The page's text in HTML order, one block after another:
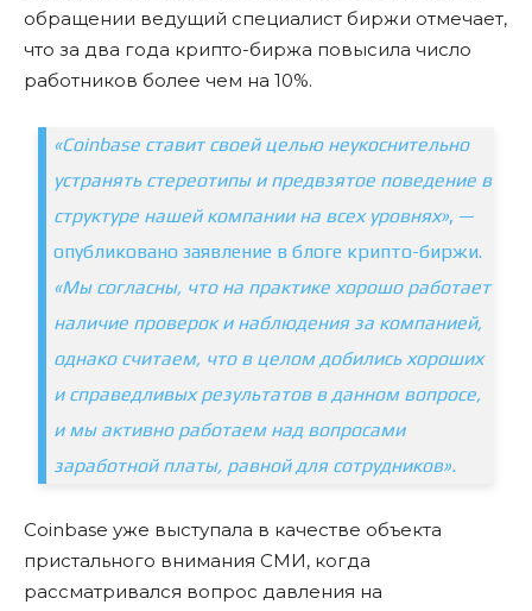
обращении ведущий специалист биржи отмечает,
что за два года крипто-биржа повысила число
работников более чем на 10%.
«Coinbase ставит своей целью неукоснительно
устранять стереотипы и предвзятое поведение в
структуре нашей компании на всех уровнях», —
опубликовано заявление в блоге крипто-биржи.
«Мы согласны, что на практике хорошо работает
наличие проверок и наблюдения за компанией,
однако считаем, что в целом добились хороших
и справедливых результатов в данном вопросе,
и мы активно работаем над вопросами
заработной платы, равной для сотрудников».
Coinbase уже выступала в качестве объекта
пристального внимания СМИ, когда
рассматривался вопрос давления на